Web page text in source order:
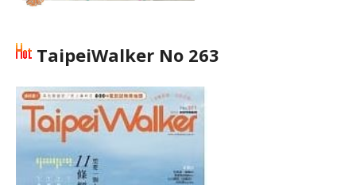
TaipeiWalker No 263